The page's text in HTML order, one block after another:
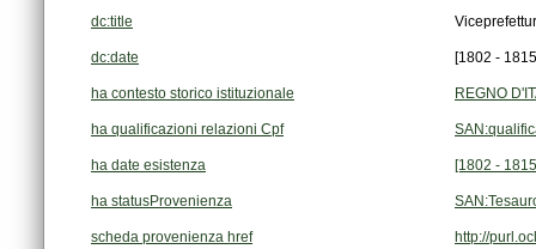
dc:title
dc:date [1802 -
ha contesto storico istituzionale REGNO
ha qualificazioni relazioni Cpf
ha date esistenza [1802 -
ha statusProvenienza
scheda provenienza href http://